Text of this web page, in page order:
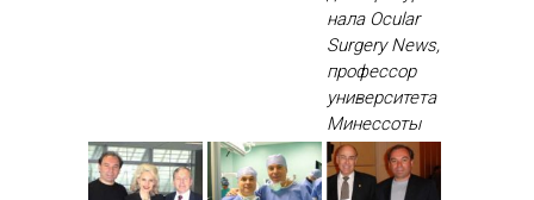
на­ла Ocular
Surgery News,
про­фес­сор
уни­вер­си­тета
Ми­нес­со­ты